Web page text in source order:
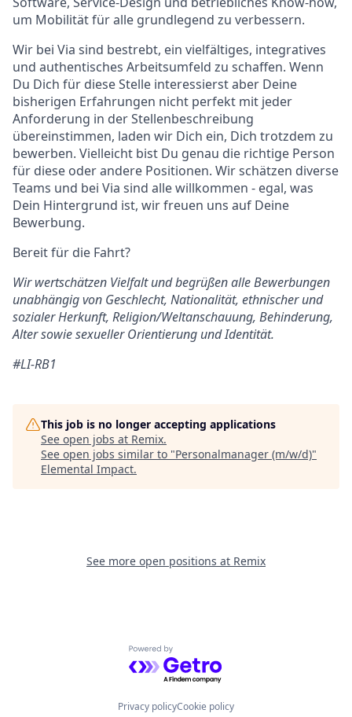
um Mobilität für alle grundlegend zu verbessern.
Wir bei Via sind bestrebt, ein vielfältiges, integratives
und authentisches Arbeitsumfeld zu schaffen. Wenn
Du Dich für diese Stelle interessierst aber Deine
bisherigen Erfahrungen nicht perfekt mit jeder
Anforderung in der Stellenbeschreibung
übereinstimmen, laden wir Dich ein, Dich trotzdem zu
bewerben. Vielleicht bist Du genau die richtige Person
für diese oder andere Positionen. Wir schätzen diverse
Teams und bei Via sind alle willkommen - egal, was
Dein Hintergrund ist, wir freuen uns auf Deine
Bewerbung.
Bereit für die Fahrt?
Wir wertschätzen Vielfalt und begrüßen alle Bewerbungen
unabhängig von Geschlecht, Nationalität, ethnischer und
sozialer Herkunft, Religion/Weltanschauung, Behinderung,
Alter sowie sexueller Orientierung und Identität.
#LI-RB1
This job is no longer accepting applications
See open jobs at Remix.
See open jobs similar to "Personalmanager (m/w/d)"
Elemental Impact.
See more open positions at Remix
Powered by Getro.com
Privacy policyCookie policy